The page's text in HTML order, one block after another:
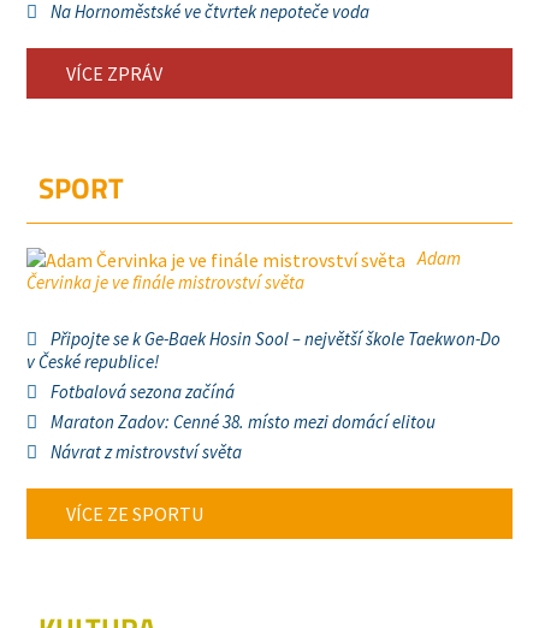
Na Hornoměstské ve čtvrtek nepoteče voda
VÍCE ZPRÁV
SPORT
Adam
Červinka je ve finále mistrovství světa
Připojte se k Ge-Baek Hosin Sool – největší škole Taekwon-Do
v České republice!
Fotbalová sezona začíná
Maraton Zadov: Cenné 38. místo mezi domácí elitou
Návrat z mistrovství světa
VÍCE ZE SPORTU